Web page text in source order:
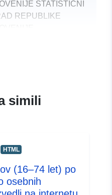
STATISTIČNI
REPUBLIKE
fuq data.europa.eu:
data.europa.eu/88u/dataset/
simili
HTML
(16–74 let) po
osebnih